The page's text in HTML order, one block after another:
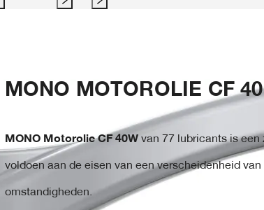
MONO MOTOROLIE CF
MONO Motorolie CF 40Wvan 77 lubricantsis een
voldoen aan de eisen van een verscheidenheid
omstandigheden.